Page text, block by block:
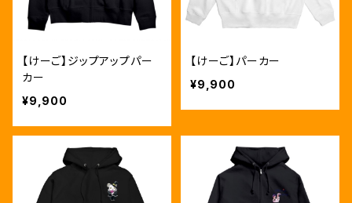
【けーご】ジップアップパー
カー
¥9,900
【けーご】パーカー
¥9,900